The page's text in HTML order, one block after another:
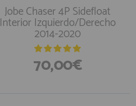
Jobe Chaser 4P Sidefloat
Interior Izquierdo/Derecho
2014-2020
70,00€